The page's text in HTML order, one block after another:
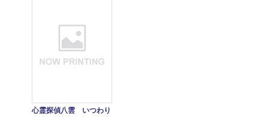
心霊探偵八雲 いつわり